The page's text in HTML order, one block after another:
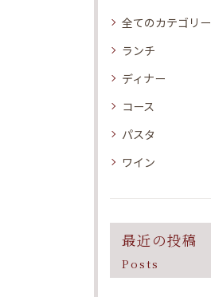
全てのカテゴリー
ランチ
ディナー
コース
パスタ
ワイン
最近の投稿
Posts